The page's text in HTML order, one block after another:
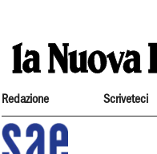
Redazione Scriveteci